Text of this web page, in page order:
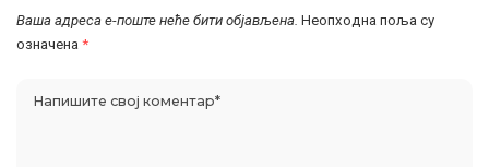
Ваша адреса е-поште неће бити објављена. Неопходна поља су
означена *